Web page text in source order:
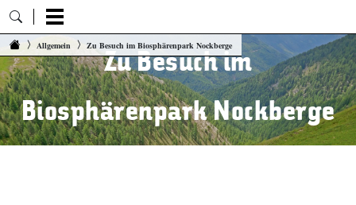
Zum Inhalt springen
Allgemein Zu Besuch im Biosphärenpark Nockberge
Zu Besuch im
Biosphärenpark Nockberge